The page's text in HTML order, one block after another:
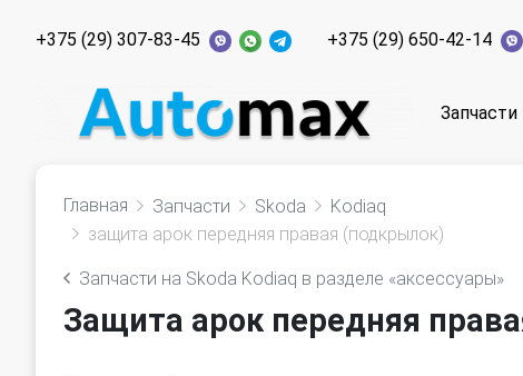
+375 (29) 307-83-45 +375 (29) 650-42-14
Запчасти
Главная Запчасти Skoda
Kodiaq
защита арок передняя правая (подкрылок)
Запчасти на Skoda Kodiaq в разделе «аксессуары»
Защита арок передняя